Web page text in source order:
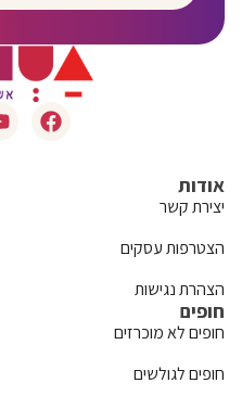
אודות
יצירת קשר
הצטרפות עסקים
הצהרת נגישות
חופים
חופים לא מוכרזים
חופים לגולשים